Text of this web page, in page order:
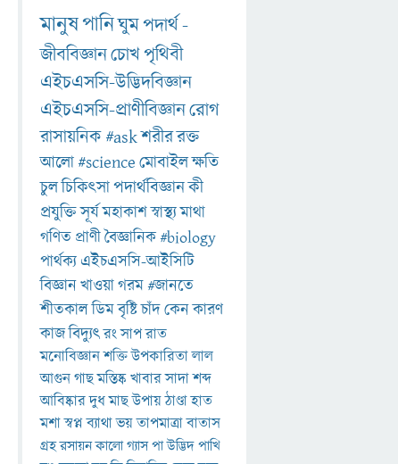
মানুষপানিঘুমপদার্থ-
জীববিজ্ঞানচোখপৃথিবী
এইচএসসি-উদ্ভিদবিজ্ঞান
এইচএসসি-প্রাণীবিজ্ঞানরোগ
রাসায়নিক#askশরীররক্ত
আলো#scienceমোবাইলক্ষতি
চুলচিকিৎসাপদার্থবিজ্ঞানকী
প্রযুক্তিসূর্যমহাকাশস্বাস্থ্যমাথা
গণিত প্রাণীবৈজ্ঞানিক#biology
পার্থক্য এইচএসসি-আইসিটি
বিজ্ঞানখাওয়াগরম#জানতে
শীতকালডিমবৃষ্টিচাঁদকেনকারণ
কাজবিদ্যুৎরংসাপরাত
মনোবিজ্ঞানশক্তিউপকারিতালাল
আগুনগাছমস্তিষ্কখাবারসাদাশব্দ
আবিষ্কারদুধমাছউপায়ঠাণ্ডাহাত
মশাস্বপ্নব্যাথাভয়তাপমাত্রাবাতাস
গ্রহরসায়নকালোগ্যাসপাউদ্ভিদপাখি